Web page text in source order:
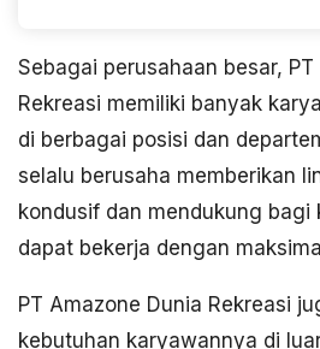
Sebagai perusahaan besar,
Rekreasi memiliki banyak
di berbagai posisi dan
selalu berusaha memberikan
kondusif dan mendukung
dapat bekerja dengan
PT Amazone Dunia Rekreasi
kebutuhan karyawannya di